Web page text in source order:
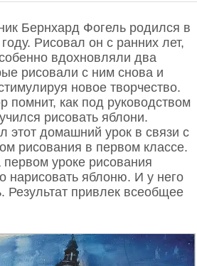
Бернхард Фогель родился в
Рисовал он с ранних лет,
вдохновляли два
рисовали с ним снова и
новое творчество.
помнит, как под руководством
рисовать яблони.
этот домашний урок в связи с
рисования в первом классе.
первом уроке рисования
нарисовать яблоню. И у него
Результат привлек всеобщее